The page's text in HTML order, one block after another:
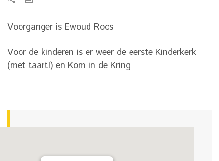
Voorganger is Ewoud Roos
Voor de kinderen is er weer de eerste Kinderkerk
(met taart!) en Kom in de Kring